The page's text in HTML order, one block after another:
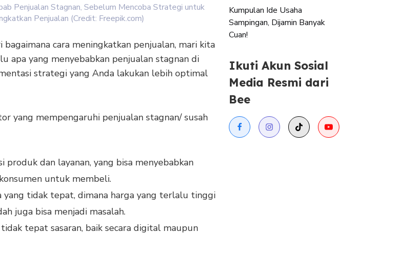
Penjualan Stagnan, Sebelum Mencoba Strategi untuk
Penjualan (Credit: Freepik.com)
cara meningkatkan penjualan, mari kita
apa yang menyebabkan penjualan stagnan di
strategi yang Anda lakukan lebih optimal
yang mempengaruhi penjualan stagnan/ susah
produk dan layanan, yang bisa menyebabkan
untuk membeli.
yang tidak tepat, dimana harga yang terlalu tinggi
juga bisa menjadi masalah.
tepat sasaran, baik secara digital maupun
Kumpulan Ide Usaha
Sampingan, Dijamin Banyak
Cuan!
Ikuti Akun Sosial
Media Resmi dari
Bee